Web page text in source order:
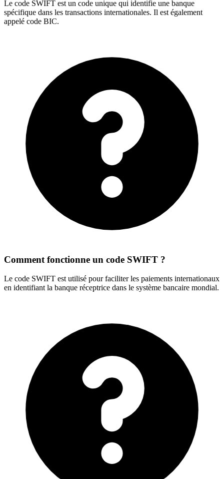
Le code SWIFT est un code unique qui identifie une banque
spécifique dans les transactions internationales. Il est également
appelé code BIC.
Comment fonctionne un code SWIFT ?
Le code SWIFT est utilisé pour faciliter les paiements internationaux
en identifiant la banque réceptrice dans le système bancaire mondial.